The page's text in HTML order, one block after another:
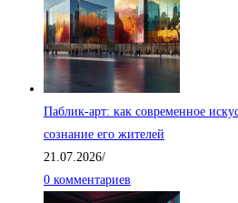
Паблик-арт: как современное
сознание его жителей
21.07.2026/
0 комментариев